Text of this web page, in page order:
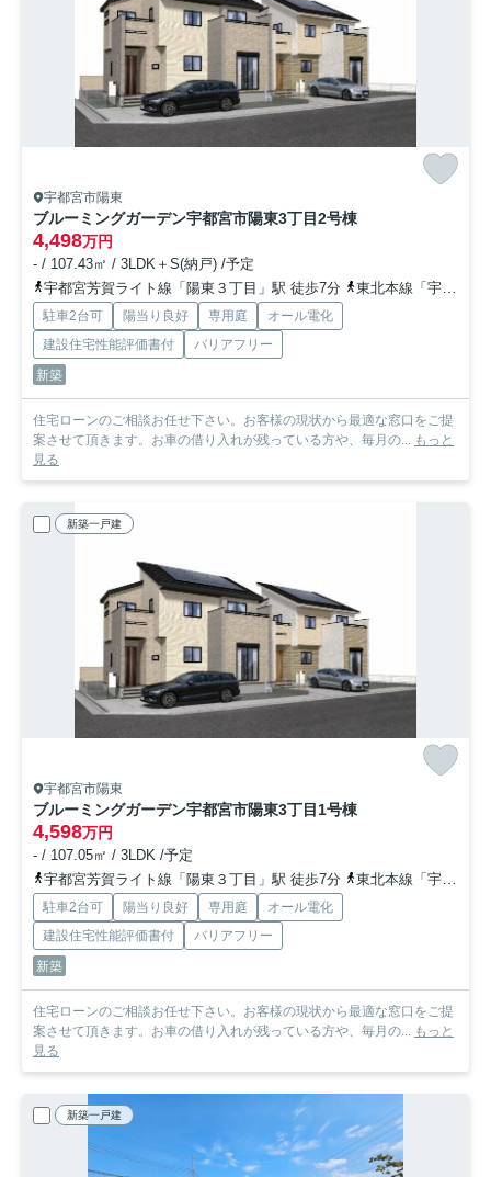
宇都宮市陽東
ブルーミングガーデン宇都宮市陽東3丁目2号棟
4,498万円
- / 107.43㎡ / 3LDK＋S(納戸) /予定
宇都宮芳賀ライト線「陽東３丁目」駅 徒歩7分
東北本線「宇都宮」駅 徒歩36分
駐車2台可 陽当り良好 専用庭
オール電化
建設住宅性能評価書付
バリアフリー
新築
住宅ローンのご相談お任せ下さい。お客様の現状から最適な窓口をご提
案させて頂きます。お車の借り入れが残っている方や、毎月の... もっと
見る
新築一戸建
宇都宮市陽東
ブルーミングガーデン宇都宮市陽東3丁目1号棟
4,598万円
- / 107.05㎡ / 3LDK /予定
宇都宮芳賀ライト線「陽東３丁目」駅 徒歩7分
東北本線「宇都宮」駅 徒歩36分
駐車2台可 陽当り良好 専用庭
オール電化
建設住宅性能評価書付
バリアフリー
新築
住宅ローンのご相談お任せ下さい。お客様の現状から最適な窓口をご提
案させて頂きます。お車の借り入れが残っている方や、毎月の... もっと
見る
新築一戸建